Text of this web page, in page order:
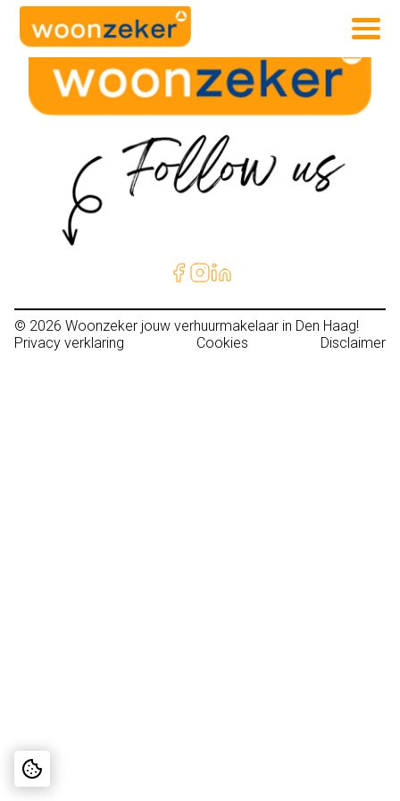
© 2026 Woonzeker jouw verhuurmakelaar in Den Haag!
Privacy verklaring
Cookies Disclaimer